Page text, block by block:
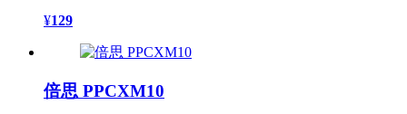
¥129
倍思 PPCXM10